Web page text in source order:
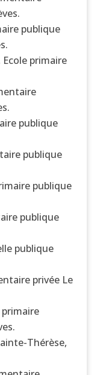
publique
Ecole primaire
publique
publique
publique
publique
publique
privée Le
primaire
Thérèse,